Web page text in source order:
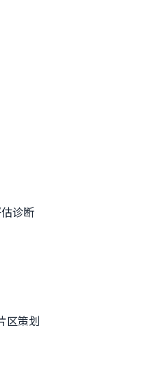
诊断
区策划